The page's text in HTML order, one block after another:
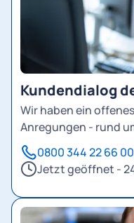
Kundendialog
Wir haben ein
Anregungen - rund
0800 344 22 66 00
Jetzt geöffnet -